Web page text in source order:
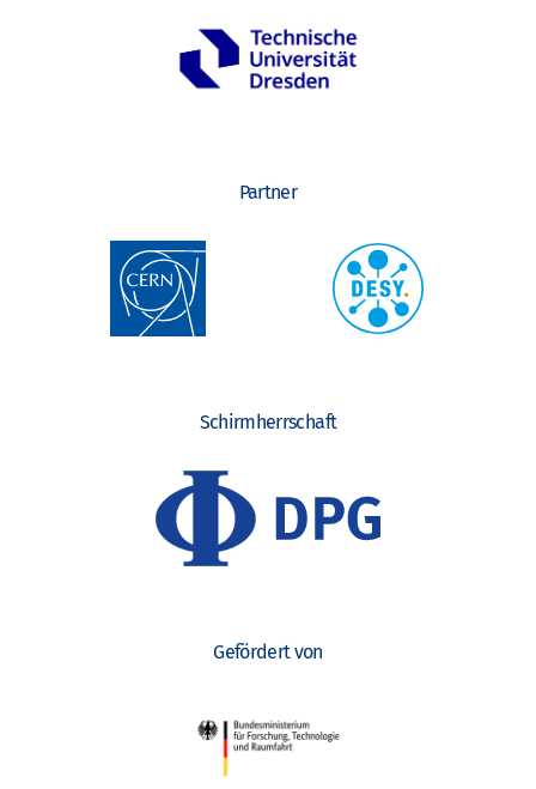
Partner
Schirmherrschaft
Gefördert von